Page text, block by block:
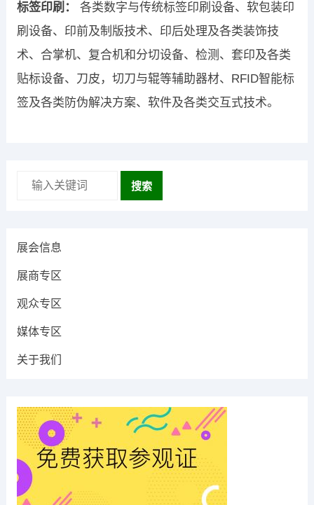
标签印刷：
各类数字与传统标签印刷设备、软包装印
刷设备、印前及制版技术、印后处理及各类装饰技
术、合掌机、复合机和分切设备、检测、套印及各类
贴标设备、刀皮，切刀与辊等辅助器材、RFID智能标
签及各类防伪解决方案、软件及各类交互式技术。
搜索
展会信息
展商专区
观众专区
媒体专区
关于我们